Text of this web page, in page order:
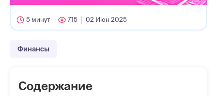
5 минут 715 02 Июн 2025
Финансы
Содержание